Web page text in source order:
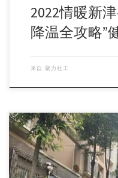
2022情暖新
降温全攻略”
来自 聚力社工
暑假是一年中孩子们最快
反而比在学校更容易带来
暑期安全已经成为了全社